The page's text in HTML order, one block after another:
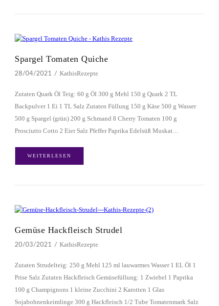
Spargel Tomaten Quiche
28/04/2021 KathisRezepte
Zutaten Quark Öl Teig: 60 g Öl 300 g Mehl 150 g Quark 2 TL
Backpulver 1 Ei 1 TL Salz Zutaten Füllung 150 g Käse 500 g Wasser
500 g Spargel (grün) 200 g Schmand 8 Cherry Tomaten 100 g
Prosciutto Cotto 2 Eier Salz Pfeffer Paprika Edelsüß Muskat…
WEITERLESEN
Gemüse Hackfleisch Strudel
20/03/2021 KathisRezepte
Zutaten Strudelteig: 250 g Mehl 125 ml lauwarmes Wasser 1 EL Öl 1
Prise Salz Zutaten Hackfleisch Gemüsefüllung: 1 Zwiebel 1 Paprika
100 g Champignons 1 kleine Zucchini 2 Karotten 1 Glas
Sojabohnenkeimlinge 300 g Hackfleisch 1/2 Tube Tomatenmark Salz